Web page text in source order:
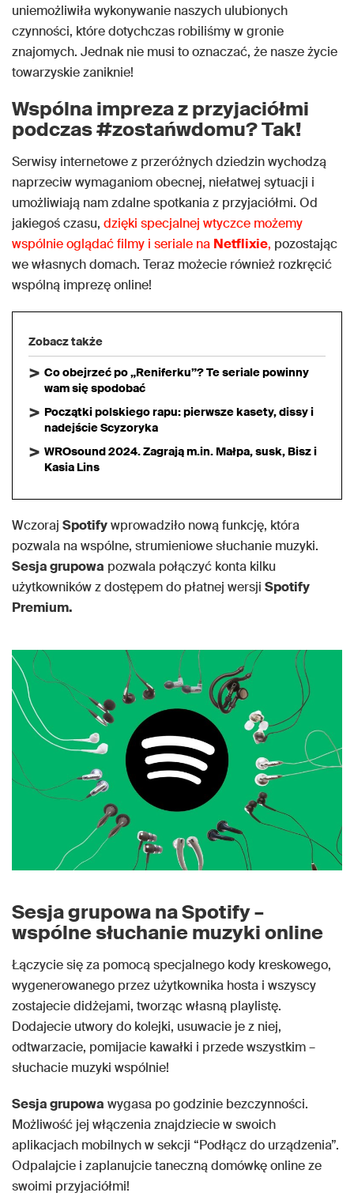
uniemożliwiła wykonywanie naszych ulubionych
czynności, które dotychczas robiliśmy w gronie
znajomych. Jednak nie musi to oznaczać, że nasze życie
towarzyskie zaniknie!
Wspólna impreza z przyjaciółmi
podczas #zostańwdomu? Tak!
Serwisy internetowe z przeróżnych dziedzin wychodzą
naprzeciw wymaganiom obecnej, niełatwej sytuacji i
umożliwiają nam zdalne spotkania z przyjaciółmi. Od
jakiegoś czasu, dzięki specjalnej wtyczce możemy
wspólnie oglądać filmy i seriale na Netflixie, pozostając
we własnych domach. Teraz możecie również rozkręcić
wspólną imprezę online!
Zobacz także
Co obejrzeć po „Reniferku”? Te seriale powinny
wam się spodobać
Początki polskiego rapu: pierwsze kasety, dissy i
nadejście Scyzoryka
WROsound 2024. Zagrają m.in. Małpa, susk, Bisz i
Kasia Lins
Wczoraj Spotifywprowadziło nową funkcję, która
pozwala na wspólne, strumieniowe słuchanie muzyki.
Sesja grupowa pozwala połączyć konta kilku
użytkowników z dostępem do płatnej wersji Spotify
Premium.
Sesja grupowa na Spotify –
wspólne słuchanie muzyki online
Łączycie się za pomocą specjalnego kody kreskowego,
wygenerowanego przez użytkownika hosta i wszyscy
zostajecie didżejami, tworząc własną playlistę.
Dodajecie utwory do kolejki, usuwacie je z niej,
odtwarzacie, pomijacie kawałki i przede wszystkim –
słuchacie muzyki wspólnie!
Sesja grupowa wygasa po godzinie bezczynności.
Możliwość jej włączenia znajdziecie w swoich
aplikacjach mobilnych w sekcji “Podłącz do urządzenia”.
Odpalajcie i zaplanujcie taneczną domówkę online ze
swoimi przyjaciółmi!